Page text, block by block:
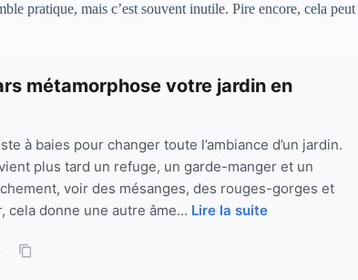
pratique, mais c’est souvent inutile. Pire encore, cela peut
métamorphose votre jardin en
à baies pour changer toute l’ambiance d’un jardin.
plus tard un refuge, un garde-manger et un
voir des mésanges, des rouges-gorges et
cela donne une autre âme... Lire la suite
·